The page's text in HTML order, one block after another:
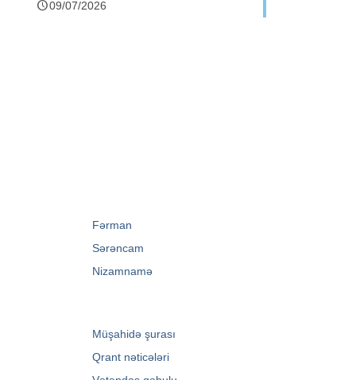
09/07/2026
Fərman
Sərəncam
Nizamnamə
Müşahidə şurası
Qrant nəticələri